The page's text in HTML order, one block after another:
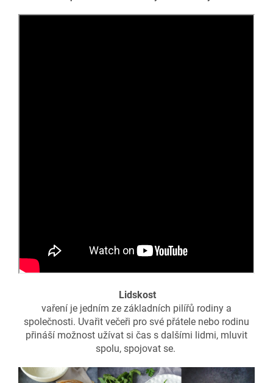
Lidskost
vaření je jedním ze základních pilířů rodiny a
společnosti. Uvařit večeři pro své přátele nebo rodinu
přináší možnost užívat si čas s dalšími lidmi, mluvit
spolu, spojovat se.